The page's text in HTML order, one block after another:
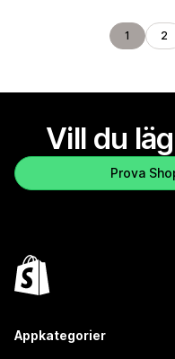
1 2
Vill du
Prova
Appkategorier